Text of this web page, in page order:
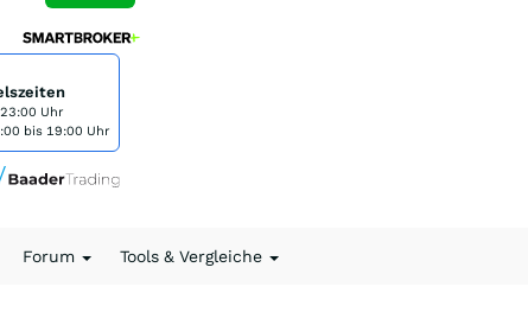
Uhr
bis 19:00 Uhr
Forum Tools & Vergleiche